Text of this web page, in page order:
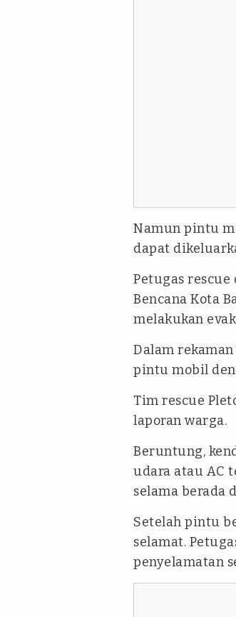
Namun pintu
dapat
Petugas rescue
Bencana Kota
melakukan
Dalam
pintu mobil
Tim rescue
laporan warga.
Beruntung,
udara atau AC
selama berada
Setelah pintu
selamat.
penyelamatan